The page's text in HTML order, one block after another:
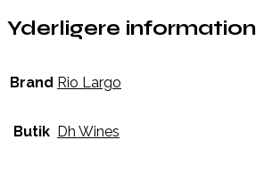
Yderligere information
Brand Rio Largo
Butik Dh Wines